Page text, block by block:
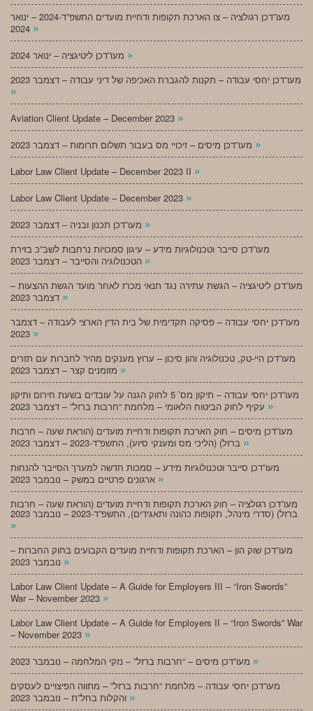
מעו”דכן רגולציה – צו הארכת תקופות ודחיית מועדים התשפ”ד-2024 – ינואר
»
»
מעו”דכן יחסי עבודה – תקנות להגברת האכיפה של דיני עבודה – דצמבר 2023
»
Aviation Client Update – December 2023 »
»
Labor Law Client Update – December 2023 II »
Labor Law Client Update – December 2023 »
»
מעו”דכן סייבר וטכנולוגיות מידע – עיגון סמכויות נרחבות לשב”כ בזירת
»
מעו”דכן ליטיגציה – הגשת עתירה נגד תנאי מכרז לאחר מועד הגשת ההצעות –
»
מעו”דכן יחסי עבודה – פסיקה תקדימית של בית הדין הארצי לעבודה – דצמבר
»
מעו”דכן היי-טק, טכנולוגיה והון סיכון – ערוץ מענקים מהיר לחברות עם תזרים
»
מעו”דכן יחסי עבודה – תיקון מס’ 5 לחוק הגנה על עובדים בשעת חירום ותיקון
»
מעו”דכן מיסים – חוק הארכת תקופות ודחיית מועדים (הוראת שעה – חרבות
»
מעו”דכן סייבר וטכנולוגיות מידע – סמכות חדשה למערך הסייבר להנחות
»
מעו”דכן רגולציה – חוק הארכת תקופות ודחיית מועדים (הוראת שעה – חרבות
ברזל) (סדרי מינהל, תקופות כהונה ותאגידים), התשפ”ד-2023 – נובמבר 2023
»
מעו”דכן שוק הון – הארכת תקופות ודחיית מועדים הקבועים בחוק החברות –
»
Labor Law Client Update – A Guide for Employers III – “Iron Swords”
War – November 2023 »
Labor Law Client Update – A Guide for Employers II – “Iron Swords” War
– November 2023 »
»
מעו”דכן יחסי עבודה – מלחמת “חרבות ברזל” – מתווה הפיצויים לעסקים
»